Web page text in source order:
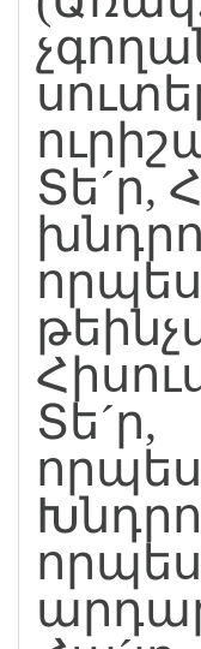
Տե´ր,
Տե´ր,